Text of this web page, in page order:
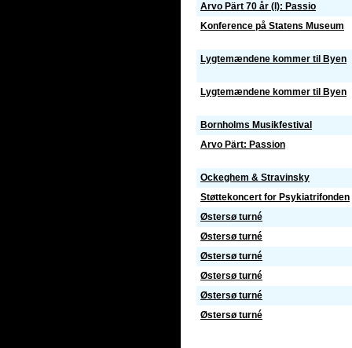
Arvo Pärt 70 år (I): Passio
Konference på Statens Museum
Lygtemændene kommer til Byen
Lygtemændene kommer til Byen
Bornholms Musikfestival
Arvo Pärt: Passion
Ockeghem & Stravinsky
Støttekoncert for Psykiatrifonden
Østersø turné
Østersø turné
Østersø turné
Østersø turné
Østersø turné
Østersø turné